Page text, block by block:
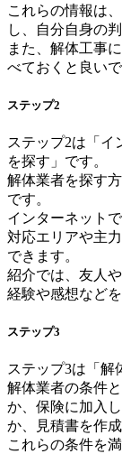
これらの情報は
し、自分自身の
また、解体工事
べておくと良いで
ステップ2
ステップ2は「イ
を探す」です。
解体業者を探す
です。
インターネット
対応エリアや主
できます。
紹介では、友人
経験や感想などを
ステップ3
ステップ3は「解
解体業者の条件
か、保険に加入
か、見積書を作
これらの条件を